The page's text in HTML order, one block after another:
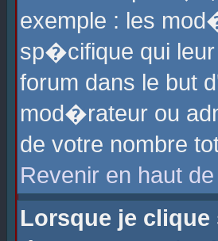
exemple : les
sp�cifique qui leur
forum dans le but
mod�rateur ou
de votre nombre
Revenir en haut
Lorsque je